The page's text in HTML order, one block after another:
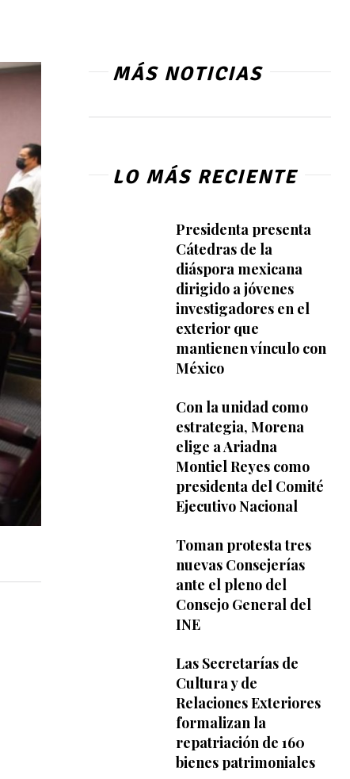
MÁS NOTICIAS
LO MÁS RECIENTE
Presidenta presenta
Cátedras de la
diáspora mexicana
dirigido a jóvenes
investigadores en el
exterior que
mantienen vínculo con
México
Con la unidad como
estrategia, Morena
elige a Ariadna
Montiel Reyes como
presidenta del Comité
Ejecutivo Nacional
Toman protesta tres
nuevas Consejerías
ante el pleno del
Consejo General del
INE
Las Secretarías de
Cultura y de
Relaciones Exteriores
formalizan la
repatriación de 160
bienes patrimoniales